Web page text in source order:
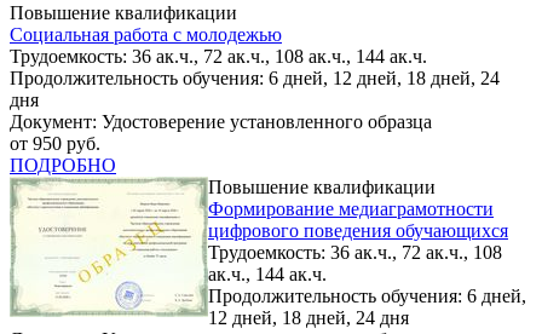
Повышение квалификации
Социальная работа с молодежью
Трудоемкость: 36 ак.ч., 72 ак.ч., 108 ак.ч., 144 ак.ч.
Продолжительность обучения: 6 дней, 12 дней, 18 дней, 24
дня
Документ: Удостоверение установленного образца
от 950 руб.
ПОДРОБНО
Повышение квалификации
Формирование медиаграмотности
цифрового поведения обучающихся
Трудоемкость: 36 ак.ч., 72 ак.ч., 108
ак.ч., 144 ак.ч.
Продолжительность обучения: 6 дней,
12 дней, 18 дней, 24 дня